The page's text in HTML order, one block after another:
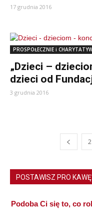
17 grudnia 2016
PROSPOŁECZNIE i
„Dzieci –
dzieci od
3 grudnia 2016
2
POSTAWISZ PRO
Podoba Ci się to, co